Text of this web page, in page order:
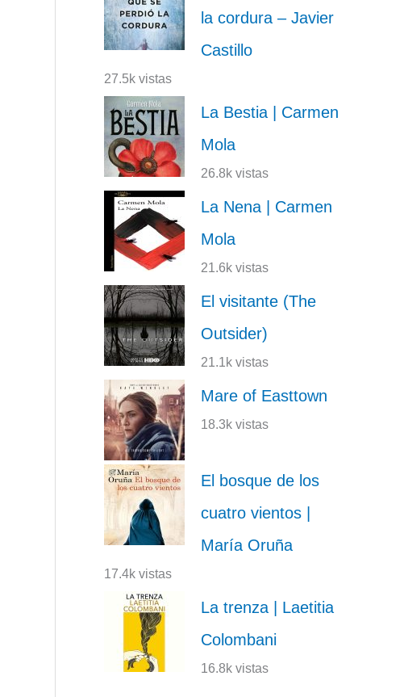
la cordura – Javier
Castillo
27.5k vistas
La Bestia | Carmen
Mola
26.8k vistas
La Nena | Carmen
Mola
21.6k vistas
El visitante (The
Outsider)
21.1k vistas
Mare of Easttown
18.3k vistas
El bosque de los
cuatro vientos |
María Oruña
17.4k vistas
La trenza | Laetitia
Colombani
16.8k vistas